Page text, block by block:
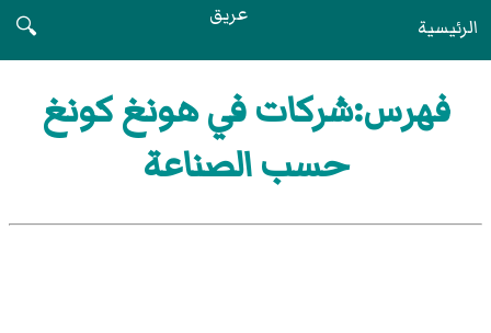
الرئيسية عريق
🔍
فهرس:شركات في هونغ كونغ
حسب الصناعة